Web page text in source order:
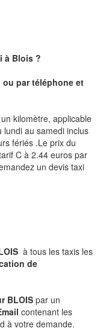
à Blois ?
par téléphone et
kilomètre, applicable
au samedi inclus
fériés .Le prix du
C à 2.44 euros par
un devis taxi
à tous les taxis les
de
BLOISpar un
contenant les
à votre demande.